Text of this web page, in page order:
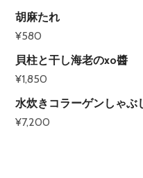
胡麻たれ
¥580
貝柱と干し海老のxo醬
¥1,850
水炊きコラーゲンしゃぶ
¥7,200